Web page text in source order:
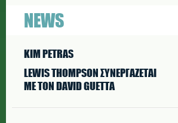
NEWS
KIM PETRAS
LEWIS THOMPSON ΣΥΝΕΡΓAΖΕΤΑΙ
ΜΕ ΤΟΝ DAVID GUETTA